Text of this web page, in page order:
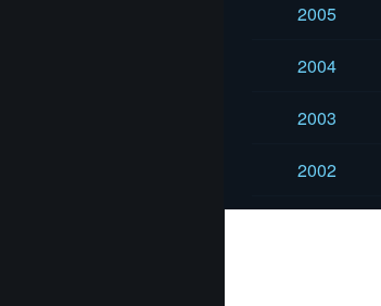
2005
2004
2003
2002